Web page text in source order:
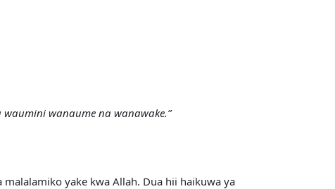
wanaume na wanawake.”
yake kwa Allah. Dua hii haikuwa ya